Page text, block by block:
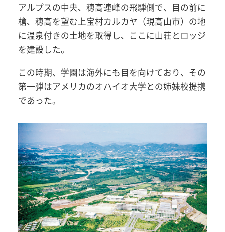
アルプスの中央、穂高連峰の飛騨側で、目の前に
槍、穂高を望む上宝村カルカヤ（現高山市）の地
に温泉付きの土地を取得し、ここに山荘とロッジ
を建設した。
この時期、学園は海外にも目を向けており、その
第一弾はアメリカのオハイオ大学との姉妹校提携
であった。